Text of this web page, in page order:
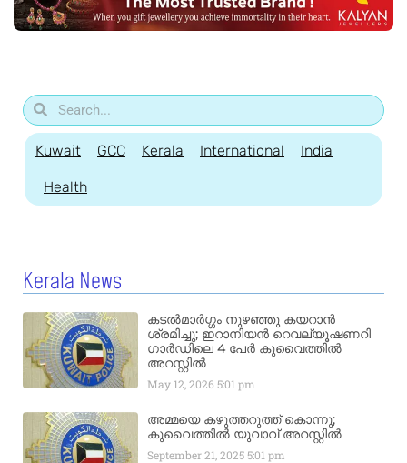
Kuwait GCC Kerala International India
Health
Kerala News
കടൽമാർഗ്ഗം നുഴഞ്ഞു കയറാൻ
ശ്രമിച്ചു; ഇറാനിയൻ റെവല്യൂഷണറി
ഗാർഡിലെ 4 പേർ കുവൈത്തിൽ
അറസ്റ്റിൽ
May 12, 20265:01 pm
അമ്മയെ കഴുത്തറുത്ത് കൊന്നു;
കുവൈത്തിൽ യുവാവ് അറസ്റ്റിൽ
September 21, 20255:01 pm